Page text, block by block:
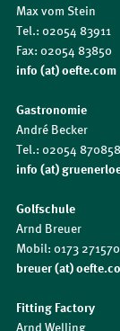
Max vom Stein
Tel.: 02054 83911
Fax: 02054 83850
info (at) oefte.com
Gastronomie
André Becker
Tel.: 02054
info (at)
Golfschule
Arnd Breuer
Mobil: 0173
breuer (at)
Fitting Factory
Arnd Welling